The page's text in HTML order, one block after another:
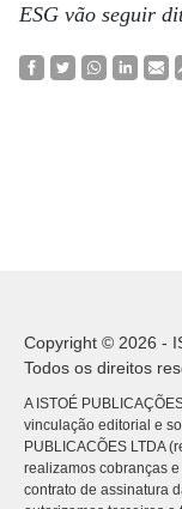
ESG vão seguir
Copyright © 2026 -
Todos os direitos
A ISTOÉ
vinculação editorial e
PUBLICACÕES LTDA
realizamos cobranças
contrato de assinatura